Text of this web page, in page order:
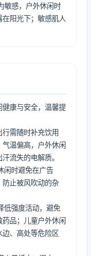
敏感，户外休闲时
阳光下；敏感肌人
康与安全，温馨提
需随时补充饮用
温偏高，户外休闲
流失的电解质。
闲时避免在广告
防止被风吹动的杂
低强度活动，避免
品；儿童户外休闲
边、高处等危险区